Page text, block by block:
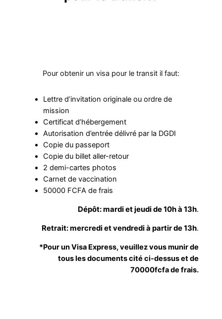
Pour obtenir un visa pour le transit il faut:
Lettre d’invitation originale ou ordre de
mission
Certificat d’hébergement
Autorisation d’entrée délivré par la DGDI
Copie du passeport
Copie du billet aller-retour
2 demi-cartes photos
Carnet de vaccination
50000 FCFA de frais
Dépôt: mardi et jeudi de 10h à 13h.
Retrait: mercredi et vendredi à partir de 13h.
*Pour un Visa Express, veuillez vous munir de
tous les documents cité ci-dessus et de
70000fcfa de frais.